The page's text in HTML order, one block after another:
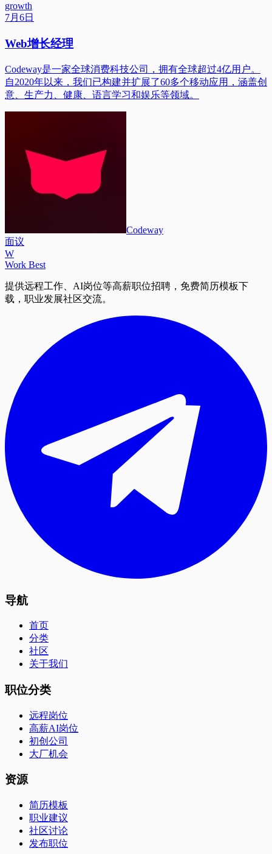
growth
7月6日
Web增长经理
Codeway是一家全球消费科技公司，拥有全球超过4亿用户。
自2020年以来，我们已构建并扩展了60多个移动应用，涵盖创
意、生产力、健康、语言学习和娱乐等领域。
Codeway
面议
W
Work Best
提供远程工作、AI岗位等高薪职位招聘，免费简历模板下
载，职业发展社区交流。
导航
首页
分类
社区
关于我们
职位分类
远程岗位
高薪AI岗位
初创公司
大厂机会
资源
简历模板
职业建议
社区讨论
发布职位